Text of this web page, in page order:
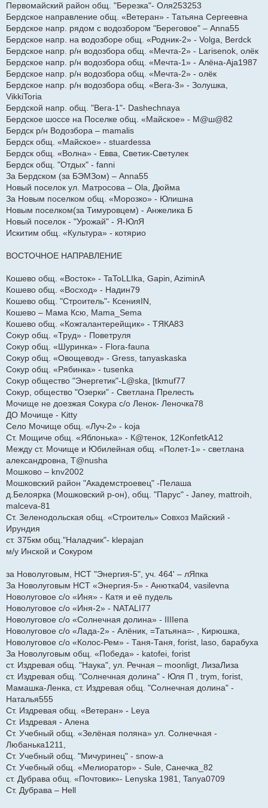
Первомайский район общ. "Березка"- Оля253253
Бердское направление общ. «Ветеран» - Татьяна Сергеевна
Бердское напр. рядом с водозбором "Береговое" – Anna55
Бердское напр. на водозборе общ. «Родник-2» - Volga, Berdck
Бердское напр. р/н водозбора общ. «Мечта-2» - Larisenok, олёк
Бердское напр. р/н водозбора общ. «Мечта-1» - Алёна-Aja1987
Бердское напр. р/н водозбора общ. «Мечта-2» - олёк
Бердское напр. р/н водозбора общ. «Вега-3» - Золушка,
VikkiToria
Бердской напр. общ. "Вега-1"- Dashechnaya
Бердское шоссе на Поселке общ. «Майское» - М@ш@82
Бердск р/н Водозбора – mamalis
Бердск общ. «Майское» - stuardessa
Бердск общ. «Волна» - Евва, Светик-Светулек
Бердск общ. "Отдых" - fanni
За Бердском (за БЭМЗом) – Anna55
Новый поселок ул. Матросова – Ola, Дюйма
За Новым поселком общ. «Морозко» - Юлишна
Новым поселком(за Тимуровцем) - Анжелика Б
Новый поселок - "Урожай" - Я-ЮлЯ
Искитим общ. «Культура» - котярио
ВОСТОЧНОЕ НАПРАВЛЕНИЕ
Кошево общ. «Восток» - TaToLLIka, Gapin, AziminA
Кошево общ. «Восход» - Надин79
Кошево общ. "Строитель"- КсенияIN,
Кошево – Мама Ксю, Mama_Sema
Кошево общ. «Кожгалантерейщик» - ТЯКА83
Сокур общ. «Труд» - Поветруля
Сокур общ. «Шуринка» - Flora-fauna
Сокур общ. «Овощевод» - Gress, tanyaskaska
Сокур общ. «Рябинка» - tusenka
Сокур общество "Энергетик"-L@ska, [tkmuf77
Сокур, общество "Озерки" - Светлана Прелесть
Мочище не доезжая Сокура с/о Ленок- Леночка78
ДО Мочище - Kitty
Село Мочище общ. «Луч-2» - koja
Ст. Мощиче общ. «Яблонька» - К@тенок, 12KonfetkA12
Между ст. Мочище и Юбилейная общ. «Полет-1» - светлана
александровна, T@nusha
Мошково – knv2002
Мошковский район "Академстроевец" -Пелаша
д.Белоярка (Мошковский р-он), общ. "Парус" - Janey, mattroih,
malceva-81
Ст. Зеленодольская общ. «Строитель» Совхоз Майский -
Ирундия
ст. 375км общ."Наладчик"- klepajan
м/у Инской и Сокуром
за Новолуговым, НСТ "Энергия-5", уч. 464' – лЯпка
За Новолуговым НСТ «Энергия-5» - Анютка04, vasilevna
Новолуговое с/о «Иня» - Катя и её пудель
Новолуговое с/о «Иня-2» - NATALI77
Новолуговое с/о «Солнечная долина» - IIIIena
Новолуговое с/о «Лада-2» - Алёник, =Татьяна=- , Кирюшка,
Новолуговое с/о «Колос-Рем» - Таня-Таня, forist, laso, барабуха
За Новолуговым общ. «Победа» - katofei, forist
ст. Издревая общ. "Наука", ул. Речная – moonligt, ЛизаЛиза
ст. Издревая общ. "Солнечная долина" - Юля П , trym, forist,
Мамашка-Ленка, ст. Издревая общ. "Солнечная долина" -
Наталья555
Ст. Издревая общ. «Ветеран» - Leya
Ст. Издревая - Алена
Ст. Учебный общ. «Зелёная поляна» ул. Солнечная -
Любанька1211,
Ст. Учебный общ. "Мичуринец" - snow-a
Ст. Учебный общ. «Мелиоратор» - Sule, Санечка_82
ст. Дубрава общ. «Почтовик»- Lenyska 1981, Tanya0709
Ст. Дубрава – Hell